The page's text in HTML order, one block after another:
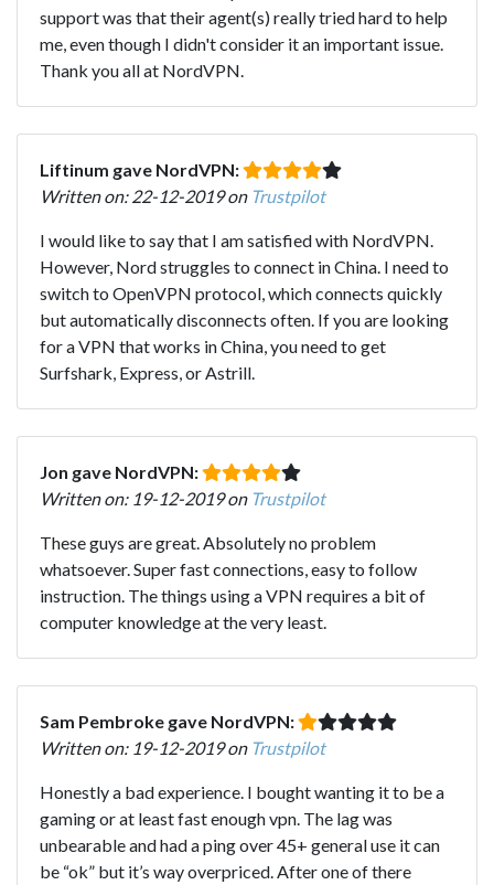
support was that their agent(s) really tried hard to help
me, even though I didn't consider it an important issue.
Thank you all at NordVPN.
Liftinum gave NordVPN:
Written on: 22-12-2019 on Trustpilot
I would like to say that I am satisfied with NordVPN.
However, Nord struggles to connect in China. I need to
switch to OpenVPN protocol, which connects quickly
but automatically disconnects often. If you are looking
for a VPN that works in China, you need to get
Surfshark, Express, or Astrill.
Jon gave NordVPN:
Written on: 19-12-2019 on Trustpilot
These guys are great. Absolutely no problem
whatsoever. Super fast connections, easy to follow
instruction. The things using a VPN requires a bit of
computer knowledge at the very least.
Sam Pembroke gave NordVPN:
Written on: 19-12-2019 on Trustpilot
Honestly a bad experience. I bought wanting it to be a
gaming or at least fast enough vpn. The lag was
unbearable and had a ping over 45+ general use it can
be “ok” but it’s way overpriced. After one of there